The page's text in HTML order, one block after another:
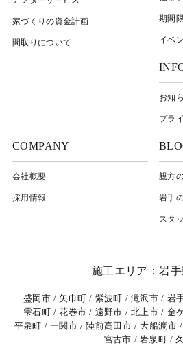
家づくりの資金計画
間取りについて
期間
イベ
お知
プラ
COMPANY
会社概要
採用情報
親方
岩⼿
スタ
施工エリア：岩
盛岡市 矢巾町 紫波町 滝沢市 岩
雫石町
花巻市 遠野市 北上市 金
平泉町
一関市 陸前高田市 大船渡市
宮古市
岩泉町